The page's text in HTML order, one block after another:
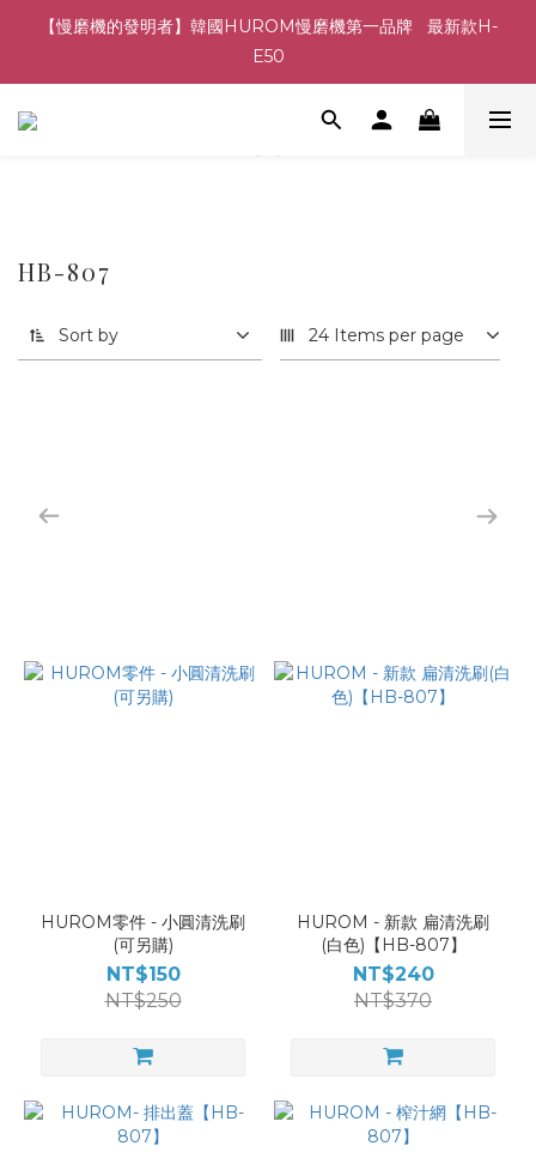
【慢磨機的發明者】韓國HUROM慢磨機第一品牌   最新款H-
E50
HB-807
Sort by 24 Items per page
HUROM零件 - 小圓清洗刷
(可另購)
NT$150
NT$250
HUROM - 新款 扁清洗刷
(白色)【HB-807】
NT$240
NT$370